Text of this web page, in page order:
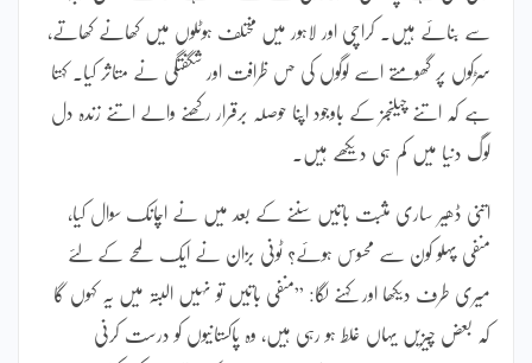
سے بنائے ہیں۔ کراچی اور لاہور میں مختلف ہوٹلوں میں کھانے کھاتے،
سڑکوں پر گھومتے اسے لوگوں کی حس ظرافت اور شگفتگی نے متاثر کیا۔ کہتا
ہے کہ اتنے چیلنجز کے باوجود اپنا حوصلہ برقرار رکھنے والے اتنے زندہ دل
لوگ دنیا میں کم ہی دیکھے ہیں۔
اتنی ڈھیر ساری مثبت باتیں سننے کے بعد میں نے اچانک سوال کیا،
منفی پہلو کون سے محسوس ہوئے؟ ٹونی بزان نے ایک لمحے کے لئے
میری طرف دیکھا اور کہنے لگا: ”منفی باتیں تو نہیں البتہ میں یہ کہوں گا
کہ بعض چیزیں یہاں غلط ہو رہی ہیں، وہ پاکستانیوں کو درست کرنی